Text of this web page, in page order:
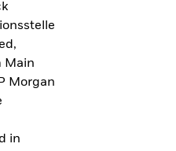
Main
Morgan
in